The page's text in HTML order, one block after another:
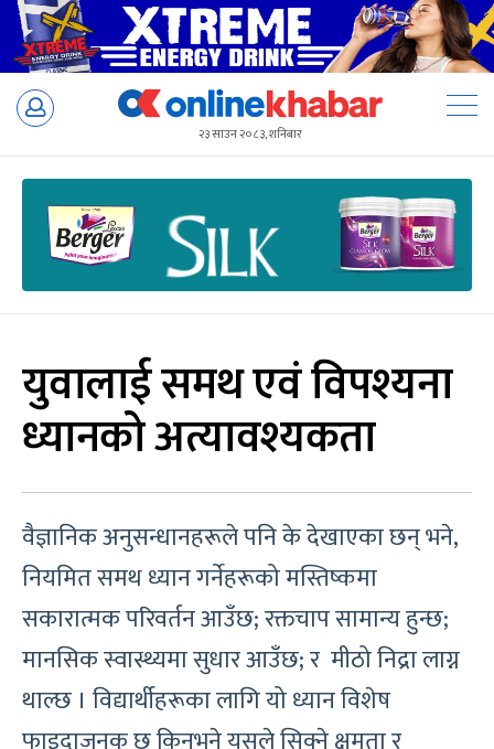
Skip
२३ साउन २०८३, शनिबार
युवालाई समथ एवं विपश्यना
ध्यानको अत्यावश्यकता
वैज्ञानिक अनुसन्धानहरूले पनि के देखाएका छन् भने,
नियमित समथ ध्यान गर्नेहरूको मस्तिष्कमा
सकारात्मक परिवर्तन आउँछ; रक्तचाप सामान्य हुन्छ;
मानसिक स्वास्थ्यमा सुधार आउँछ; र मीठो निद्रा लाग्न
थाल्छ । विद्यार्थीहरूका लागि यो ध्यान विशेष